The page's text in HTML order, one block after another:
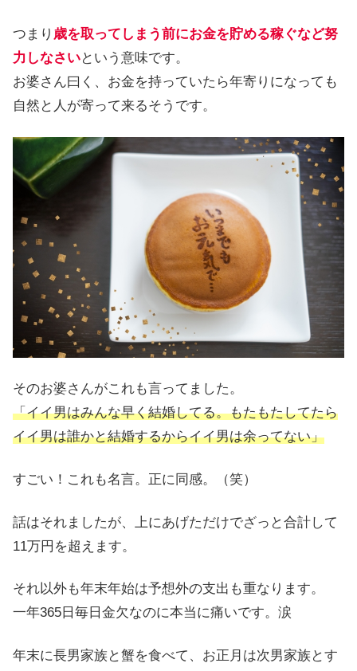
つまり 歳を取ってしまう前にお金を貯める稼ぐなど努
力しなさいという意味です。
お婆さん曰く、お金を持っていたら年寄りになっても
自然と人が寄って来るそうです。
そのお婆さんがこれも言ってました。
「イイ男はみんな早く結婚してる。もたもたしてたら
イイ男は誰かと結婚するからイイ男は余ってない」
すごい！これも名言。正に同感。（笑）
話はそれましたが、上にあげただけでざっと合計して
11万円を超えます。
それ以外も年末年始は予想外の支出も重なります。
一年365日毎日金欠なのに本当に痛いです。涙
年末に長男家族と蟹を食べて、お正月は次男家族とす